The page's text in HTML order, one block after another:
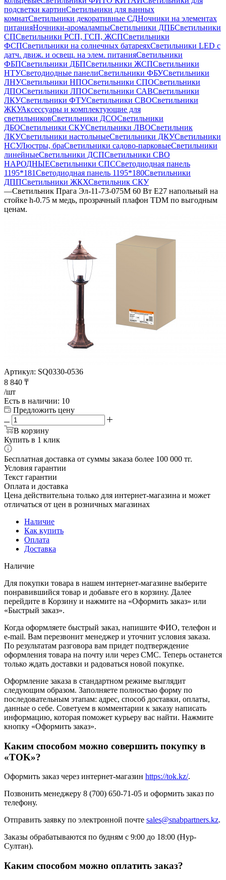
подсветки картинСветильники для ванных
комнатСветильники декоративные СДНочники на элементах
питанияНочники-аромалампыСветильники ДПБСветильники
СПСветильники РСП, ГСП, ЖСПСветильники
ФСПСветильники на солнечных батареяхСветильники LED с
датч. движ. и освещ. на элем. питанияСветильники
ФБПСветильники ДБПСветильники ЖСПСветильники
НТУСветодиодные панелиСветильники ФБУСветильники
ЛНУСветильники НПОСветильники СПОСветильники
ДПОСветильники ЛПОСветильники САВСветильники
ЛКУСветильники ФТУСветильники СВОСветильники
ЖКУАксессуары и комплектующие для
светильниковСветильники ДСОСветильники
ДБОСветильники СКУСветильники ЛВОСветильник
ЛКУСветильники настольныеСветильники ДКУСветильники
НСУЛюстры, браСветильники садово-парковыеСветильники
линейныеСветильники ДСПСветильники СВО
НАРОДНЫЕСветильники СПССветодиодная панель
1195*181Светодиодная панель 1195*180Светильники
ДППСветильники ЖКХСветильник СКУ
—Светильник Прага Эл-11-73-075М 60 Вт Е27 напольный на
стойке h-0.75 м медь, прозрачный плафон TDM по выгодным
ценам.
Артикул: SQ0330-0536
8 840 ₸
/шт
Есть в наличии: 10
Предложить цену
В корзину
Купить в 1 клик
Бесплатная доставка от суммы заказа более 100 000 тг.
Условия гарантии
Текст гарантии
Оплата и доставка
Цена действительна только для интернет-магазина и может
отличаться от цен в розничных магазинах
Наличие
Как купить
Оплата
Доставка
Наличие
Для покупки товара в нашем интернет-магазине выберите
понравившийся товар и добавьте его в корзину. Далее
перейдите в Корзину и нажмите на «Оформить заказ» или
«Быстрый заказ».
Когда оформляете быстрый заказ, напишите ФИО, телефон и
e-mail. Вам перезвонит менеджер и уточнит условия заказа.
По результатам разговора вам придет подтверждение
оформления товара на почту или через СМС. Теперь останется
только ждать доставки и радоваться новой покупке.
Оформление заказа в стандартном режиме выглядит
следующим образом. Заполняете полностью форму по
последовательным этапам: адрес, способ доставки, оплаты,
данные о себе. Советуем в комментарии к заказу написать
информацию, которая поможет курьеру вас найти. Нажмите
кнопку «Оформить заказ».
Каким способом можно совершить покупку в
«TOK»?
Оформить заказ через интернет-магазин https://tok.kz/.
Позвонить менеджеру 8 (700) 650-71-05 и оформить заказ по
телефону.
Отправить заявку по электронной почте sales@snabpartners.kz.
Заказы обрабатываются по будням с 9:00 до 18:00 (Нур-
Султан).
Каким способом можно оплатить заказ?